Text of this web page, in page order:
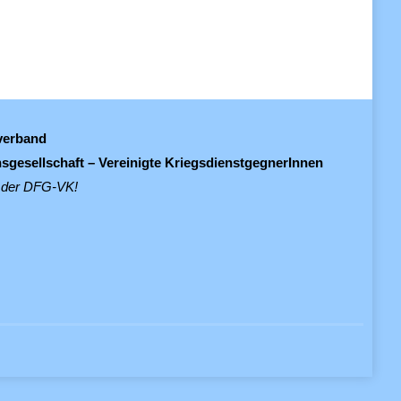
– Vereinigte KriegsdienstgegnerInnen
DFG-VK!